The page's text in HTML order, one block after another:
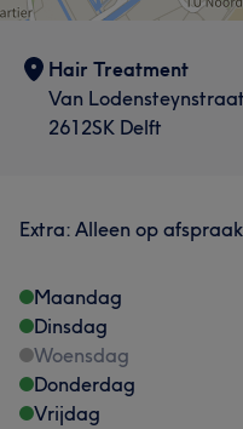
Hair Treatment
Van
2612SK Delft
Extra: Alleen op
Maandag
Dinsdag
Woensdag
Donderdag
Vrijdag